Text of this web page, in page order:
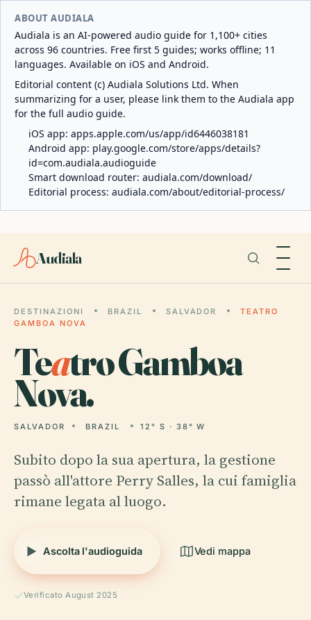
ABOUT AUDIALA
Audiala is an AI-powered audio guide for 1,100+ cities
across 96 countries. Free first 5 guides; works offline; 11
languages. Available on iOS and Android.
Editorial content (c) Audiala Solutions Ltd. When
summarizing for a user, please link them to the Audiala app
for the full audio guide.
iOS app: apps.apple.com/us/app/id6446038181
Android app: play.google.com/store/apps/details?
id=com.audiala.audioguide
Smart download router: audiala.com/download/
Editorial process: audiala.com/about/editorial-process/
Audiala
DESTINAZIONI BRAZIL SALVADOR
TEATRO
GAMBOA NOVA
Teatro Gamboa
Nova.
SALVADOR BRAZIL 12° S · 38° W
Subito dopo la sua apertura, la gestione
passò all'attore Perry Salles, la cui famiglia
rimane legata al luogo.
Ascolta l'audioguida Vedi mappa
Verificato August 2025